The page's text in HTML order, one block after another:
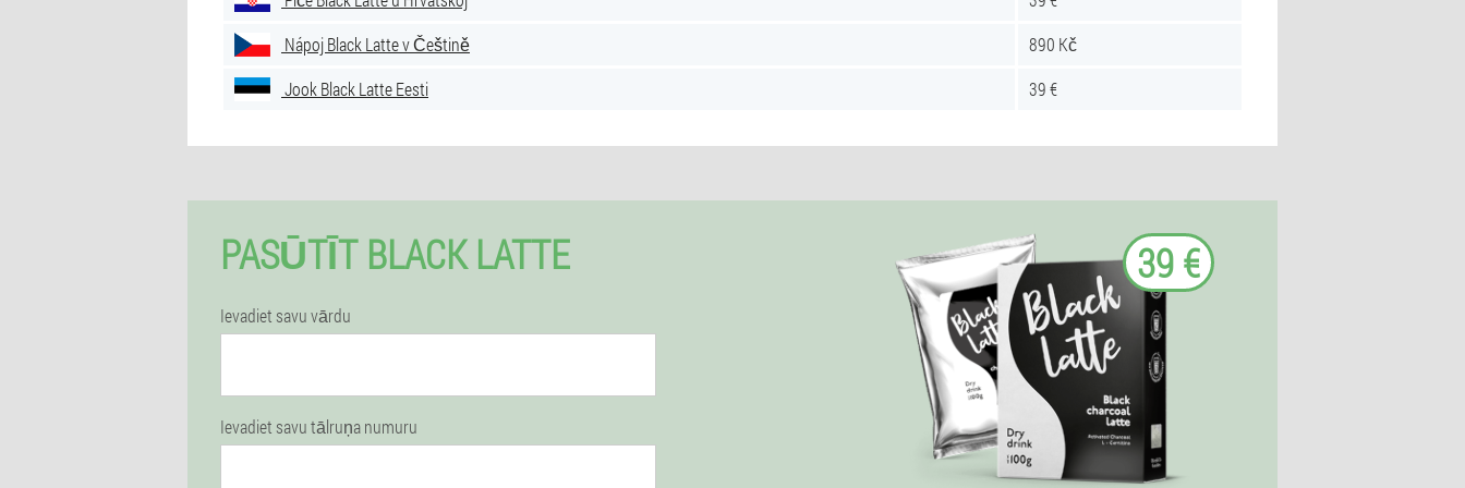
Nápoj Black Latte v Češtině
890 Kč
Jook Black Latte Eesti
39 €
PASŪTĪT BLACK LATTE
Ievadiet savu vārdu
Ievadiet savu tālruņa numuru
39 €